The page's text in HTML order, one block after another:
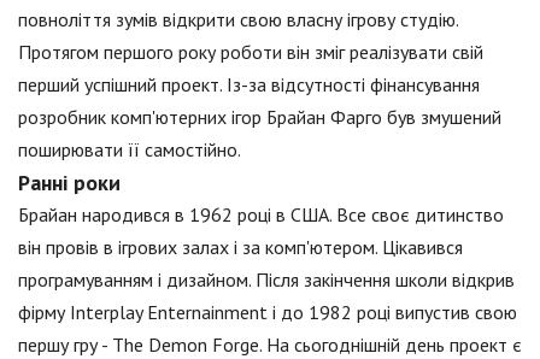
повноліття зумів відкрити свою власну ігрову студію.
Протягом першого року роботи він зміг реалізувати свій
перший успішний проект. Із-за відсутності фінансування
розробник комп'ютерних ігор Брайан Фарго був змушений
поширювати її самостійно.
Ранні роки
Брайан народився в 1962 році в США. Все своє дитинство
він провів в ігрових залах і за комп'ютером. Цікавився
програмуванням і дизайном. Після закінчення школи відкрив
фірму Interplay Enternainment і до 1982 році випустив свою
першу гру - The Demon Forge. На сьогоднішній день проект є